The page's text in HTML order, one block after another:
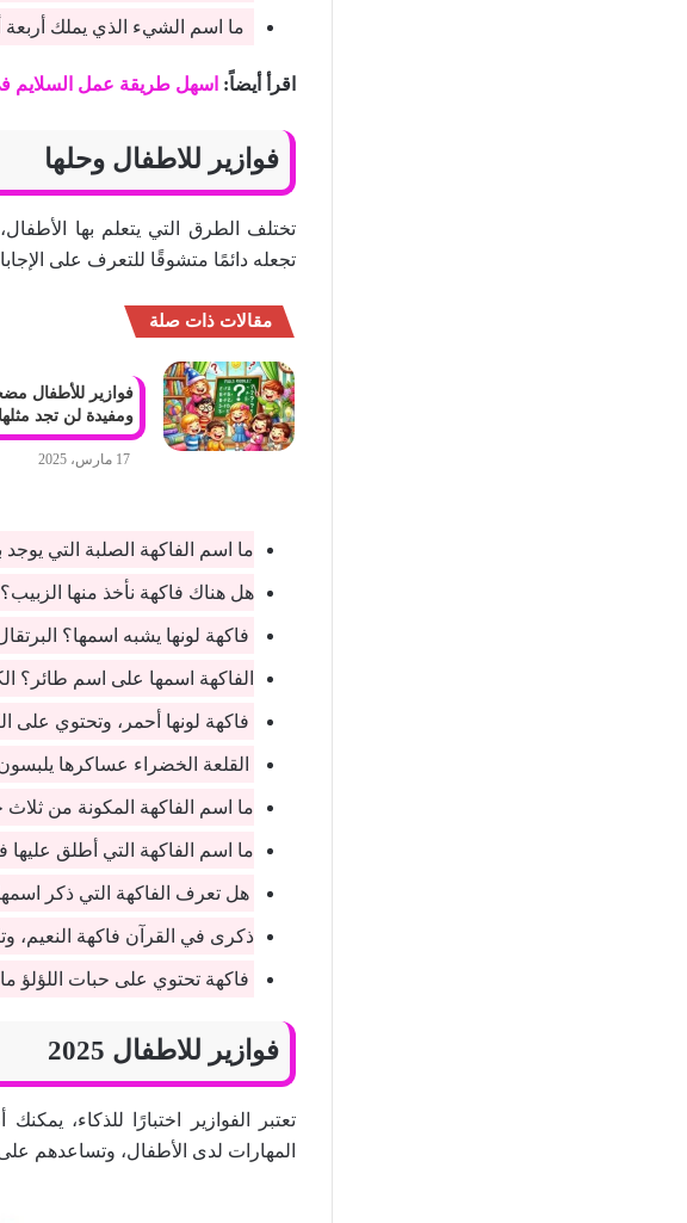
ما اسم الشيء الذي يملك
اقرأ أيضاً: اسهل طريقة عمل السلايم
فوازير للاطفال وحلها
تختلف الطرق التي يتعلم بها
تجعله دائمًا متشوقًا للتعرف على
مقالات ذات صلة
فوازير للأطفال
ومفيدة لن تجد مثلها
17 مارس، 2025
ما اسم الفاكهة الصلبة التي
هل هناك فاكهة نأخذ منها
فاكهة لونها يشبه اسمها؟
الفاكهة اسمها على اسم طائر؟
فاكهة لونها أحمر، وتحتوي على
القلعة الخضراء عساكرها
ما اسم الفاكهة المكونة من
ما اسم الفاكهة التي أطلق عليها
هل تعرف الفاكهة التي ذكر
ذكرى في القرآن فاكهة النعيم،
فاكهة تحتوي على حبات اللؤلؤ
فوازير للاطفال 2025
تعتبر الفوازير اختبارًا للذكاء،
المهارات لدى الأطفال، وتساعدهم